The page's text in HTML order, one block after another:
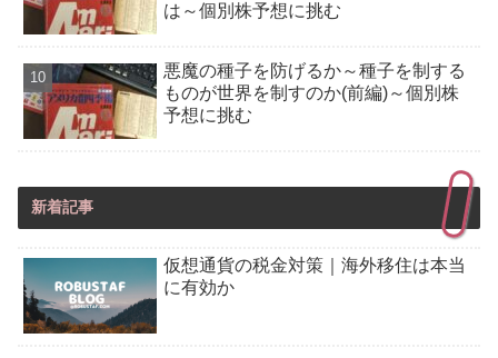
は～個別株予想に挑む
悪魔の種子を防げるか～種子を制する
ものが世界を制すのか(前編)～個別株
予想に挑む
新着記事
仮想通貨の税金対策｜海外移住は本当
に有効か